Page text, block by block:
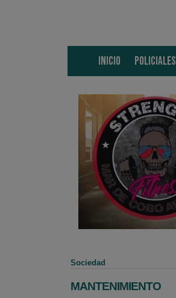
INICIO POLICIALES
Sociedad
MANTENIMIENTO